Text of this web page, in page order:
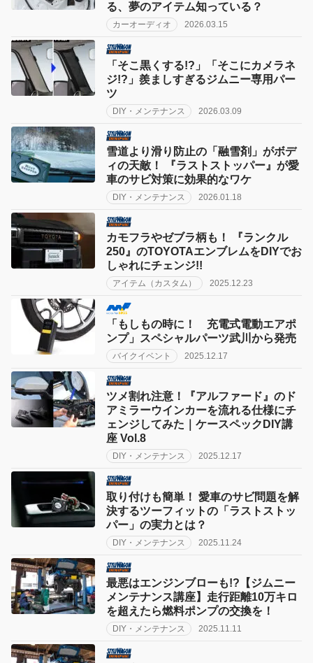
る、夢のアイテム知っている？
カーオーディオ 2026.03.15
「そこ黒くする!?」「そこにカメラネ
ジ!?」羨ましすぎるジムニー専用パー
ツ
DIY・メンテナンス 2026.03.09
雪道より滑り防止の「融雪剤」がボデ
ィの天敵！ 『ラストストッパー』が愛
車のサビ対策に効果的なワケ
DIY・メンテナンス 2026.01.18
カモフラやゼブラ柄も！ 『ランクル
250』のTOYOTAエンブレムをDIYでお
しゃれにチェンジ!!
アイテム（カスタム） 2025.12.23
「もしもの時に！ 充電式電動エアポ
ンプ」スペシャルパーツ武川から発売
バイクイベント 2025.12.17
ツメ割れ注意！『アルファード』のド
アミラーウインカーを流れる仕様にチ
ェンジしてみた｜ケースペックDIY講
座 Vol.8
DIY・メンテナンス 2025.12.17
取り付けも簡単！ 愛車のサビ問題を解
決するツーフィットの「ラストストッ
パー」の実力とは？
DIY・メンテナンス 2025.11.24
最悪はエンジンブローも!?【ジムニー
メンテナンス講座】走行距離10万キロ
を超えたら燃料ポンプの交換を！
DIY・メンテナンス 2025.11.11